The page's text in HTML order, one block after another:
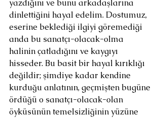
yazdığını ve bunu arkadaşlarına
dinlettiğini hayal edelim. Dostumuz,
eserine beklediği ilgiyi göremediği
anda bu sanatçı-olacak-olma
halinin çatladığını ve kaygıyı
hisseder. Bu basit bir hayal kırıklığı
değildir; şimdiye kadar kendine
kurduğu anlatının, geçmişten bugüne
ördüğü o sanatçı-olacak-olan
öyküsünün temelsizliğinin yüzüne